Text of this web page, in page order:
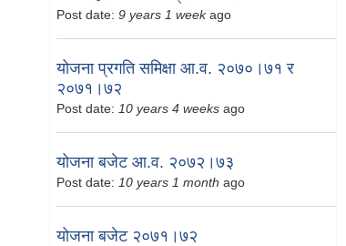
Post date: 9 years 1 weekago
योजना प्रगति समिक्षा आ.व. २०७०।७१ र
२०७१।७२
Post date: 10 years 4 weeks ago
योजना बजेट आ.व. २०७२।७३
Post date: 10 years 1 month ago
योजना बजेट २०७१।७२